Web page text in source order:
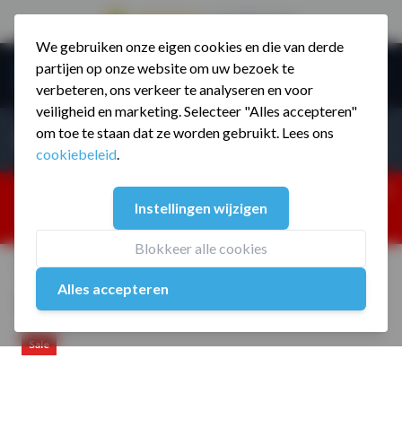
We gebruiken onze eigen cookies en die van derde
partijen op onze website om uw bezoek te
verbeteren, ons verkeer te analyseren en voor
veiligheid en marketing. Selecteer "Alles accepteren"
om toe te staan dat ze worden gebruikt. Lees ons
cookiebeleid.
Instellingen wijzigen
Blokkeer alle cookies
Alles accepteren
Ga naar de inhoud
Menu
Producten zoeken...
25% korting ivm vakantiesluiting. Gebruik code:
ZOMERMP. muv vloeren, fitnesstoestellen, boksartikelen,
zakelijk en dealer inlog. Verzending vanaf 19 aug.
Home / Urethaan dumbbellset OUTLET
Urethaan dumbbellset OUTLET
Sale